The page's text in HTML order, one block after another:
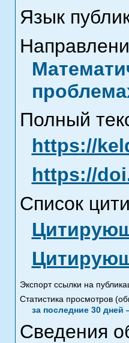
Язык
Полный
https://
https://
Список
Экспорт ссылки на
Статистика просмотров
за последние 30 дней
Сведения